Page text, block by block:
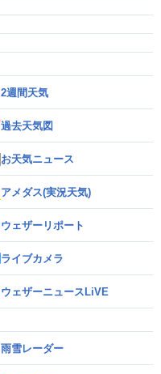
2週間天気
過去天気図
お天気ニュース
アメダス(実況天気)
ウェザーリポート
ライブカメラ
ウェザーニュースLiVE
雨雪レーダー